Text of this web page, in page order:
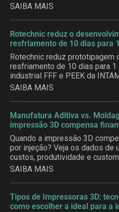
SAIBA MAIS
Rotechnic reduz o
resfriamento de 10 dias para
Rotechnic reduz prototipagem
resfriamento de 10 dias para
industrial FFF e PEEK da
SAIBA MAIS
Manufatura Aditiva vs.
impressão 3D compensa
Quando a impressão 3D
por injeção? Veja os dados de
custos, produtividade e
SAIBA MAIS
Tipos de Impressoras 3D:
como escolher a ideal para a